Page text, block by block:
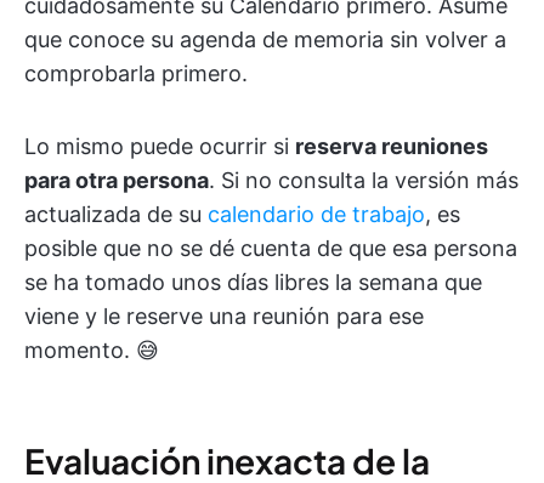
cuidadosamente su Calendario primero. Asume
que conoce su agenda de memoria sin volver a
comprobarla primero.
Lo mismo puede ocurrir si reserva reuniones
para otra persona. Si no consulta la versión más
actualizada de su calendario de trabajo, es
posible que no se dé cuenta de que esa persona
se ha tomado unos días libres la semana que
viene y le reserve una reunión para ese
momento. 😅
Evaluación inexacta de la